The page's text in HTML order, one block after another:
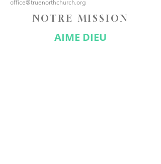
office@truenorthchurch.org
NOTRE MISSION
AIME DIEU